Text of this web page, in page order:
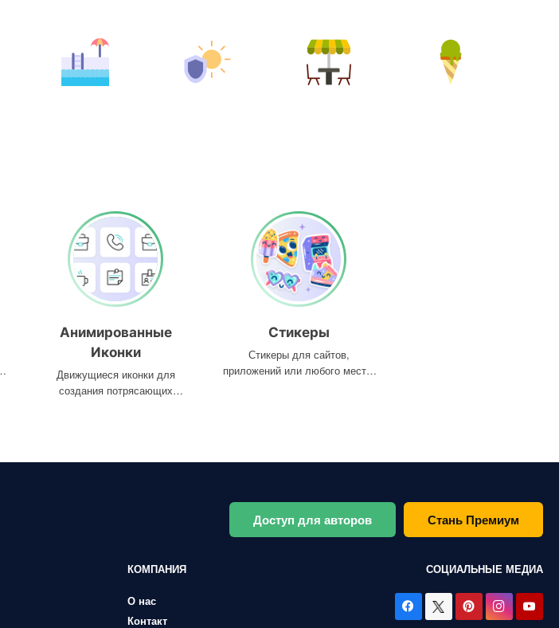
Анимированные
Иконки
Движущиеся иконки для
создания потрясающих
Стикеры
Стикеры для сайтов,
приложений или любого места,
Доступ для авторов Стань Премиум
КОМПАНИЯ
О нас
Контакт
СОЦИАЛЬНЫЕ МЕДИА